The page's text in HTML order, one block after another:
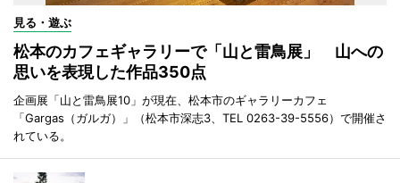
見る・遊ぶ
松本のカフェギャラリーで「山と雷鳥展」 山への
思いを表現した作品350点
企画展「山と雷鳥展10」が現在、松本市のギャラリーカフェ
「Gargas（ガルガ）」（松本市深志3、TEL 0263-39-5556）で開催さ
れている。